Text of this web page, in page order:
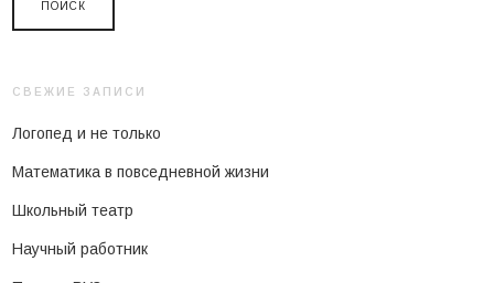
СВЕЖИЕ ЗАПИСИ
Логопед и не только
Математика в повседневной жизни
Школьный театр
Научный работник